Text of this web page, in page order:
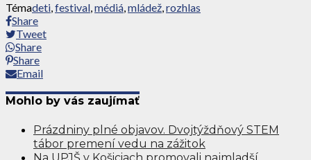
Témadeti,festival,médiá,mládež,rozhlas
Share
Tweet
Share
Share
Email
Mohlo by vás zaujímať
Prázdniny plné objavov. Dvojtýždňový STEM
tábor premení vedu na zážitok
Na UPJŠ v Košiciach promovali najmladší